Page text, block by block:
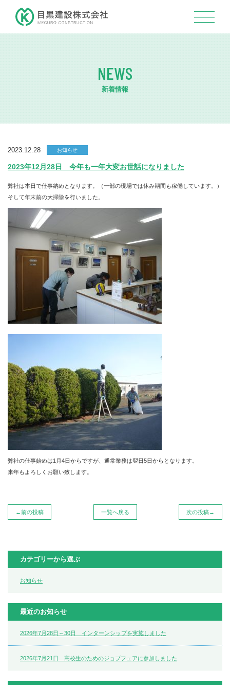
NEWS
新着情報
2023.12.28 お知らせ
2023年12月28日 今年も一年大変お世話になりました
弊社は本日で仕事納めとなります。（一部の現場では休み期間も稼働しています。）
そして年末前の大掃除を行いました。
弊社の仕事始めは1月4日からですが、通常業務は翌日5日からとなります。
来年もよろしくお願い致します。
←前の投稿 一覧へ戻る 次の投稿→
カテゴリーから選ぶ
お知らせ
最近のお知らせ
2026年7月28日～30日 インターンシップを実施しました
2026年7月21日 高校生のためのジョブフェアに参加しました